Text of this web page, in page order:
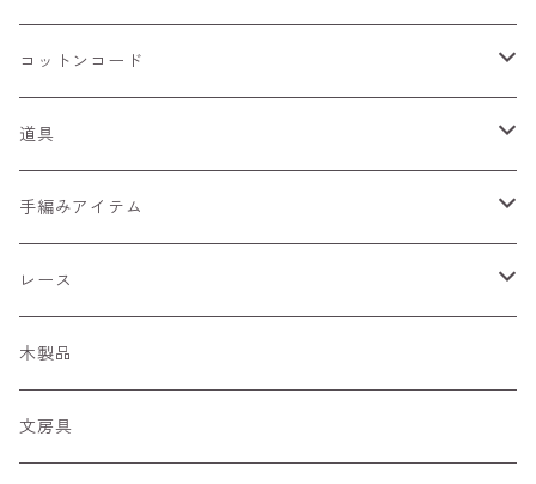
くーる
季節の糸
フラワーリボン
キラキラ
ひらひら
ぷあぷあ
キラリボン
糸の切れはし
リボン
コットンコード
細コード
道具
編針・網針
染め道具
マーカー
手編みアイテム
ペンダントホルダー
カードケース
レース
ちょうちょモチーフ
木製品
文房具